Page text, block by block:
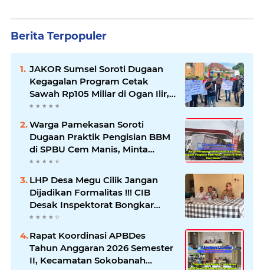
Berita Terpopuler
JAKOR Sumsel Soroti Dugaan
Kegagalan Program Cetak
Sawah Rp105 Miliar di Ogan Ilir,
Desak Kadis Pertanian Mundur
Warga Pamekasan Soroti
Dugaan Praktik Pengisian BBM
di SPBU Cem Manis, Minta
Klarifikasi dan Pengawasan
LHP Desa Megu Cilik Jangan
Dijadikan Formalitas !!! CIB
Desak Inspektorat Bongkar
Seluruh Fakta dan Hentikan
Rapat Koordinasi APBDes
Tahun Anggaran 2026 Semester
II, Kecamatan Sokobanah